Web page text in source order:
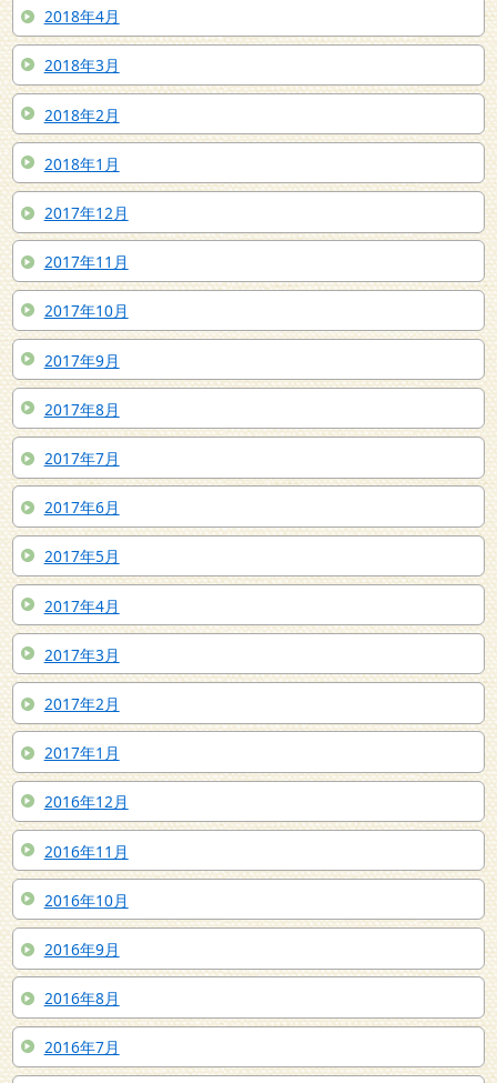
2018年4月
2018年3月
2018年2月
2018年1月
2017年12月
2017年11月
2017年10月
2017年9月
2017年8月
2017年7月
2017年6月
2017年5月
2017年4月
2017年3月
2017年2月
2017年1月
2016年12月
2016年11月
2016年10月
2016年9月
2016年8月
2016年7月